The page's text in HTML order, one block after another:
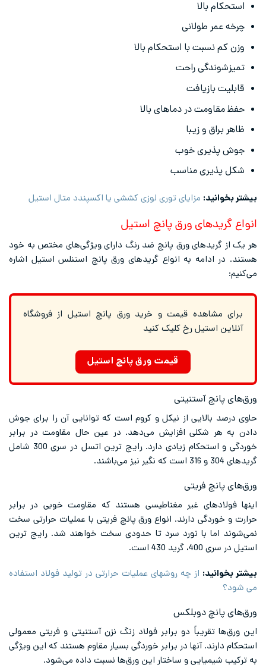
استحکام بالا
چرخه عمر طولانی
وزن کم نسبت با استحکام بالا
تمیزشوندگی راحت
قابلیت بازیافت
حفظ مقاومت در دماهای بالا
ظاهر براق و زیبا
جوش پذیری خوب
شکل پذیری مناسب
بیشتر بخوانید: مزایای توری لوزی کششی یا اکسپندد متال استیل
انواع گریدهای ورق پانچ استیل
هر یک از گریدهای ورق پانچ ضد رنگ دارای ویژگی‌های مختص به خود
هستند. در ادامه به انواع گریدهای ورق پانچ استنلس استیل اشاره
می‌کنیم:
برای مشاهده قیمت و خرید ورق پانچ استیل از فروشگاه
آنلاین استیل رخ کلیک کنید
قیمت ورق پانچ استیل
ورق‌های پانچ آستنیتی
حاوی درصد بالایی از نیکل و کروم است که توانایی آن را برای جوش
دادن به هر شکلی افزایش می‌دهد. در عین حال مقاومت در برابر
خوردگی و استحکام زیادی دارد. رایج ترین اتسل در سری 300 شامل
گریدهای 304 و 316 است که نگیر نیز می‌باشند.
ورق‌های پانچ فریتی
اینها فولادهای غیر مغناطیسی هستند که مقاومت خوبی در برابر
حرارت و خوردگی دارند. انواع ورق پانچ فریتی با عملیات حرارتی سخت
نمی‌شوند اما با نورد سرد تا حدودی سخت خواهند شد. رایج ترین
استیل در سری 400، گرید 430 است.
بیشتر بخوانید: از چه روشهای عملیات حرارتی در تولید فولاد استفاده
می شود؟
ورق‌های پانچ دوبلکس
این ورق‌ها تقریباً دو برابر فولاد زنگ نزن آستنیتی و فریتی معمولی
استحکام دارند. آنها در برابر خوردگی بسیار مقاوم هستند که این ویژگی
به ترکیب شیمیایی و ساختار این ورق‌ها نسبت داده می‌شود.